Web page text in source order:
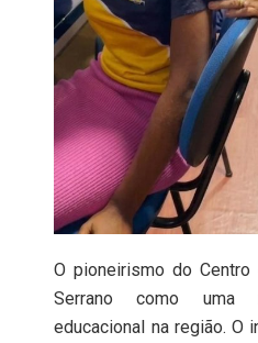
O pioneirismo do
Serrano como uma
educacional na região. O